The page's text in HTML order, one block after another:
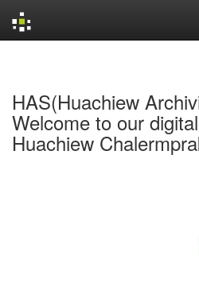
HAS(Huachiew
Welcome to our
Huachiew